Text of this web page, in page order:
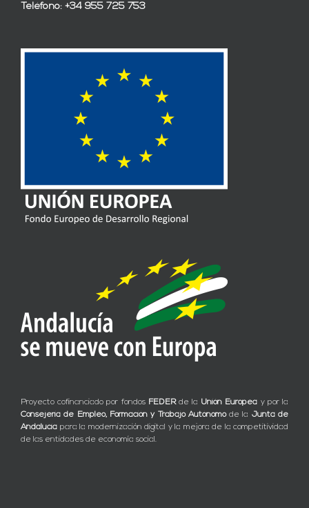
Teléfono: +34 955 725 753
Proyecto cofinanciado por fondos FEDERde la Unión Europea y por la
Consejería de Empleo, Formación y Trabajo Autónomode la Junta de
Andalucía para la modernización digital y la mejora de la competitividad
de las entidades de economía social.